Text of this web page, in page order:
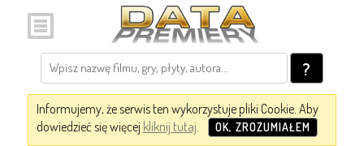
?
Informujemy, że serwis ten wykorzystuje pliki Cookie. Aby
dowiedzieć się więcej kliknij tutaj. OK, ZROZUMIAŁEM